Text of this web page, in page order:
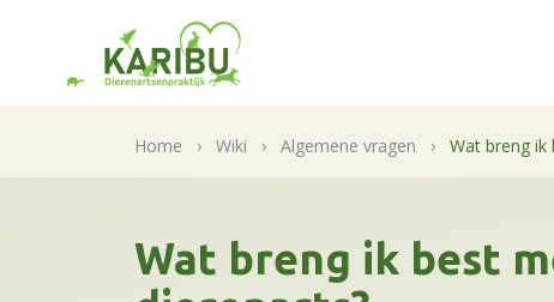
Home › Wiki › Algemene vragen › Wat breng ik
Wat breng ik best